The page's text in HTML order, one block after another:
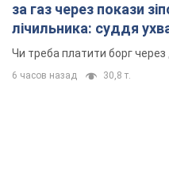
за газ через покази
лічильника: суддя
неочікуване рішення
Чи треба платити борг
6 часов назад 30,8 т.